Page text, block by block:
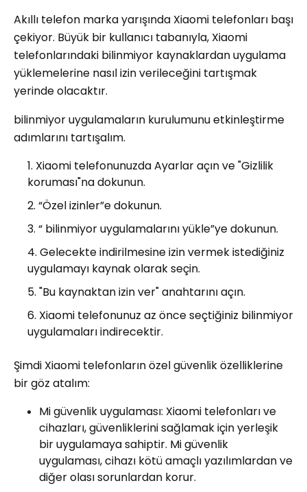
Akıllı telefon marka yarışında Xiaomi telefonları başı
çekiyor. Büyük bir kullanıcı tabanıyla, Xiaomi
telefonlarındaki bilinmiyor kaynaklardan uygulama
yüklemelerine nasıl izin verileceğini tartışmak
yerinde olacaktır.
bilinmiyor uygulamaların kurulumunu etkinleştirme
adımlarını tartışalım.
Xiaomi telefonunuzda Ayarlar açın ve "Gizlilik
koruması"na dokunun.
“Özel izinler”e dokunun.
“ bilinmiyor uygulamalarını yükle”ye dokunun.
Gelecekte indirilmesine izin vermek istediğiniz
uygulamayı kaynak olarak seçin.
"Bu kaynaktan izin ver" anahtarını açın.
Xiaomi telefonunuz az önce seçtiğiniz bilinmiyor
uygulamaları indirecektir.
Şimdi Xiaomi telefonların özel güvenlik özelliklerine
bir göz atalım:
Mi güvenlik uygulaması: Xiaomi telefonları ve
cihazları, güvenliklerini sağlamak için yerleşik
bir uygulamaya sahiptir. Mi güvenlik
uygulaması, cihazı kötü amaçlı yazılımlardan ve
diğer olası sorunlardan korur.